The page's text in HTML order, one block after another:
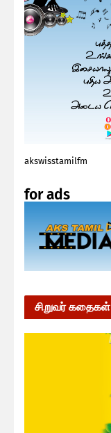
akswisstamilfm
for ads
சிறுவர் கதைகள்